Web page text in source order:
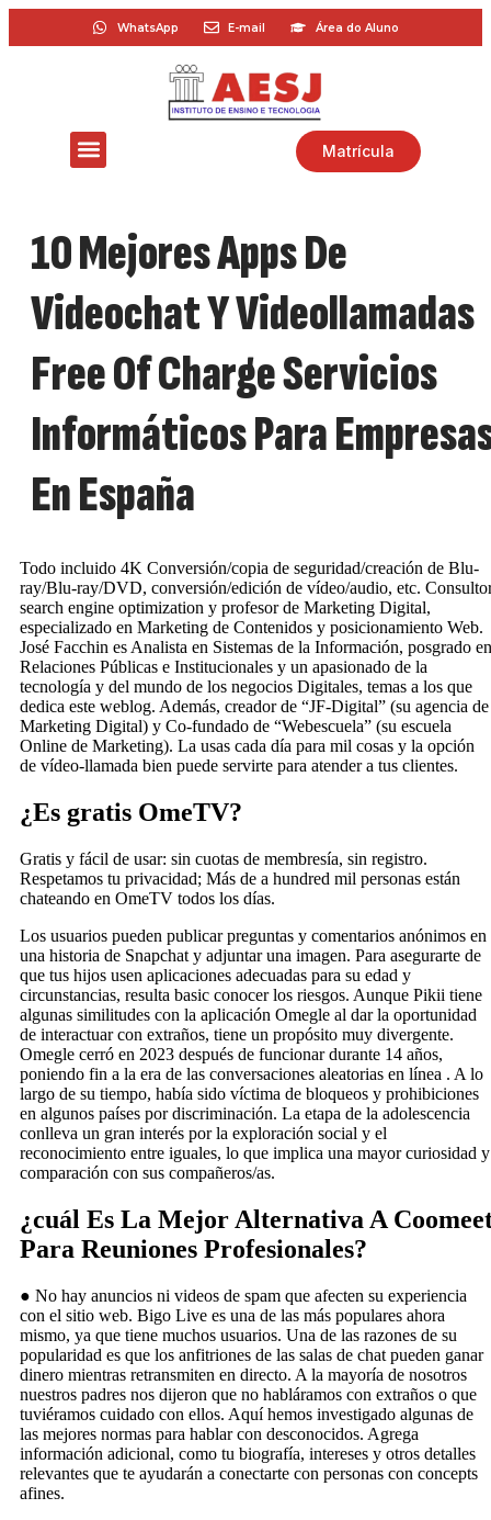
WhatsApp E-mail Área do Aluno
Matrícula
10 Mejores Apps De
Videochat Y Videollamadas
Free Of Charge Servicios
Informáticos Para
En España
Todo incluido 4K Conversión/copia de seguridad/creación de Blu-
ray/Blu-ray/DVD, conversión/edición de vídeo/audio, etc.
search engine optimization y profesor de Marketing Digital,
especializado en Marketing de Contenidos y posicionamiento Web.
José Facchin es Analista en Sistemas de la Información, posgrado en
Relaciones Públicas e Institucionales y un apasionado de la
tecnología y del mundo de los negocios Digitales, temas a los que
dedica este weblog. Además, creador de “JF-Digital” (su agencia de
Marketing Digital) y Co-fundado de “Webescuela” (su escuela
Online de Marketing). La usas cada día para mil cosas y la opción
de vídeo-llamada bien puede servirte para atender a tus clientes.
¿Es gratis OmeTV?
Gratis y fácil de usar: sin cuotas de membresía, sin registro.
Respetamos tu privacidad; Más de a hundred mil personas están
chateando en OmeTV todos los días.
Los usuarios pueden publicar preguntas y comentarios anónimos en
una historia de Snapchat y adjuntar una imagen. Para asegurarte de
que tus hijos usen aplicaciones adecuadas para su edad y
circunstancias, resulta basic conocer los riesgos. Aunque Pikii tiene
algunas similitudes con la aplicación Omegle al dar la oportunidad
de interactuar con extraños, tiene un propósito muy divergente.
Omegle cerró en 2023 después de funcionar durante 14 años,
poniendo fin a la era de las conversaciones aleatorias en línea . A lo
largo de su tiempo, había sido víctima de bloqueos y prohibiciones
en algunos países por discriminación. La etapa de la adolescencia
conlleva un gran interés por la exploración social y el
reconocimiento entre iguales, lo que implica una mayor curiosidad y
comparación con sus compañeros/as.
¿cuál Es La Mejor Alternativa A
Para Reuniones Profesionales?
● No hay anuncios ni videos de spam que afecten su experiencia
con el sitio web. Bigo Live es una de las más populares ahora
mismo, ya que tiene muchos usuarios. Una de las razones de su
popularidad es que los anfitriones de las salas de chat pueden ganar
dinero mientras retransmiten en directo. A la mayoría de nosotros
nuestros padres nos dijeron que no habláramos con extraños o que
tuviéramos cuidado con ellos. Aquí hemos investigado algunas de
las mejores normas para hablar con desconocidos. Agrega
información adicional, como tu biografía, intereses y otros detalles
relevantes que te ayudarán a conectarte con personas con concepts
afines.